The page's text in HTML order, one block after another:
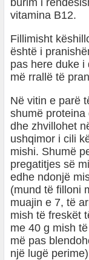
burim i
vitamina B12.
Fillimisht
është i
pas here duke i
më rrallë të
Në vitin e parë
shumë proteina
dhe zhvillohet
ushqimor i cili
mishi. Shumë
pregatitjes së
edhe ndonjë
(mund të filloni
muajin e 7, të
mish të freskët
me 40 g mish
më pas
një lugë